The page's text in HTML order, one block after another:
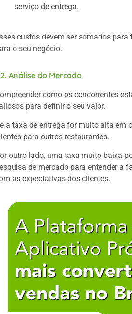
serviço de entrega.
custos devem ser somados
o seu negócio.
Análise do Mercado
como os concorrentes
para definir o seu valor.
a taxa de entrega for muito alta em
para outros restaurantes.
outro lado, uma taxa muito baixa
de mercado para entender a
as expectativas dos clientes.